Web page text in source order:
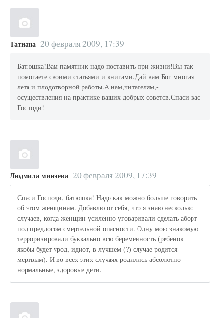
Татиана 20 февраля 2009, 17:39
Батюшка!Вам памятник надо поставить при жизни!Вы так
помогаете своими статьями и книгами.Дай вам Бог многая
лета и плодотворной работы.А нам,читателям,-
осуществления на практике ваших добрых советов.Спаси вас
Господи!
Людмила миняева 20 февраля 2009, 17:39
Спаси Господи, батюшка! Надо как можно больше говорить
об этом женщинам. Добавлю от себя, что я знаю несколько
случаев, когда женщин усиленно уговаривали сделать аборт
под предлогом смертельной опасности. Одну мою знакомую
терроризировали буквально всю беременность (ребенок
якобы будет урод, идиот, в лучшем (?) случае родится
мертвым). И во всех этих случаях родились абсолютно
нормальные, здоровые дети.